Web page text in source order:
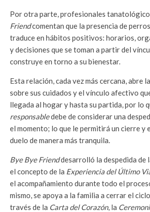
Por otra parte, profesionales
Friendcomentan que la presencia de
traduce en hábitos positivos: horarios,
y decisiones que se toman a partir del
construye en torno a su bienestar.
Esta relación, cada vez más cercana, abre
sobre sus cuidados y el vínculo afectivo
llegada al hogar y hasta su partida, por lo
responsabledebe de considerar una
el momento; lo que le permitirá un cierre y
duelo de manera más tranquila.
Bye Bye Frienddesarrolló la despedida de
el concepto de la Experiencia del Último
el acompañamiento durante todo el
mismo, se apoya a la familia a cerrar el
través de la Carta del Corazón, la